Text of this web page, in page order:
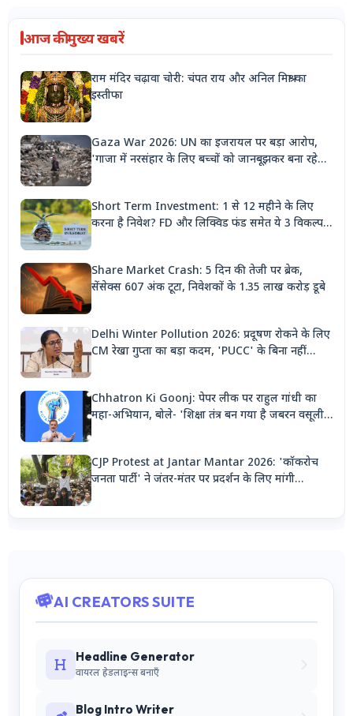
आज की मुख्य खबरें
राम मंदिर चढ़ावा चोरी: चंपत राय और अनिल मिश्रा का
इस्तीफा
Gaza War 2026: UN का इजरायल पर बड़ा आरोप,
'गाजा में नरसंहार के लिए बच्चों को जानबूझकर बना रहे
Short Term Investment: 1 से 12 महीने के लिए
करना है निवेश? FD और लिक्विड फंड समेत ये 3 विकल्प
Share Market Crash: 5 दिन की तेजी पर ब्रेक,
सेंसेक्स 607 अंक टूटा, निवेशकों के 1.35 लाख करोड़ डूबे
Delhi Winter Pollution 2026: प्रदूषण रोकने के लिए
CM रेखा गुप्ता का बड़ा कदम, 'PUCC' के बिना नहीं
Chhatron Ki Goonj: पेपर लीक पर राहुल गांधी का
महा-अभियान, बोले- 'शिक्षा तंत्र बन गया है जबरन वसूली
CJP Protest at Jantar Mantar 2026: 'कॉकरोच
जनता पार्टी' ने जंतर-मंतर पर प्रदर्शन के लिए मांगी
AI CREATORS SUITE
Headline Generator
वायरल हेडलाइन्स बनाएँ
Blog Intro Writer